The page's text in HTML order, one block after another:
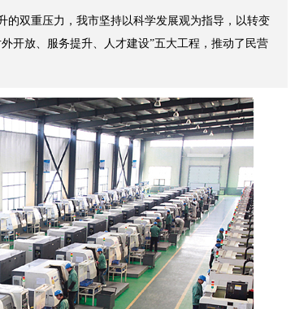
的双重压力，我市坚持以科学发展观为指导，以转变
开放、服务提升、人才建设”五大工程，推动了民营